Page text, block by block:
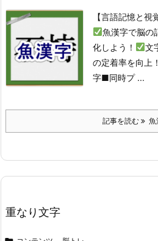
【言語記憶と視
魚漢字で脳の
化しよう！
文
の定着率を向上！
字■同時プ ...
記事を読む 魚
重なり文字